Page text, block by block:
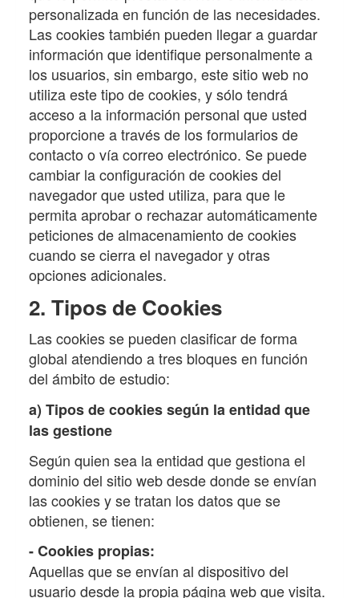
personalizada en función de las necesidades.
Las cookies también pueden llegar a guardar
información que identifique personalmente a
los usuarios, sin embargo, este sitio web no
utiliza este tipo de cookies, y sólo tendrá
acceso a la información personal que usted
proporcione a través de los formularios de
contacto o vía correo electrónico. Se puede
cambiar la configuración de cookies del
navegador que usted utiliza, para que le
permita aprobar o rechazar automáticamente
peticiones de almacenamiento de cookies
cuando se cierra el navegador y otras
opciones adicionales.
2. Tipos de Cookies
Las cookies se pueden clasificar de forma
global atendiendo a tres bloques en función
del ámbito de estudio:
a) Tipos de cookies según la entidad que
las gestione
Según quien sea la entidad que gestiona el
dominio del sitio web desde donde se envían
las cookies y se tratan los datos que se
obtienen, se tienen:
- Cookies propias:
Aquellas que se envían al dispositivo del
usuario desde la propia página web que visita.